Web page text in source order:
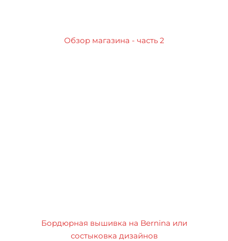
Обзор магазина - часть 2
Бордюрная вышивка на Bernina или
состыковка дизайнов